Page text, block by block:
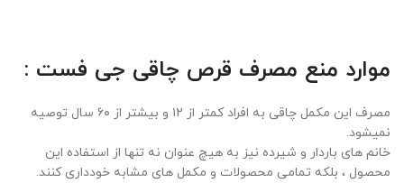
موارد منع مصرف قرص چاقی جی فست :
مصرف این مکمل چاقی به افراد کمتر از ۱۲ و بیشتر از ۶۰ سال توصیه
نمیشود.
خانم های باردار و شیرده نیز به هیچ عنوان نه تنها از استفاده این
محصول ، بلکه تمامی محصولات و مکمل های مشابه خودداری کنند.